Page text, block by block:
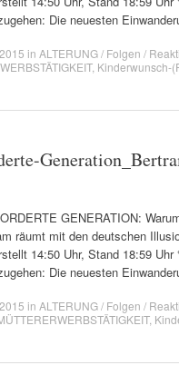
Die neuesten
in ALTERUNG / Folgen /
, Kinderwunsch-
GENERATION:
räumt mit den deutschen
14:50 Uhr, Stand 18:59
Die neuesten
in ALTERUNG / Folgen /
,